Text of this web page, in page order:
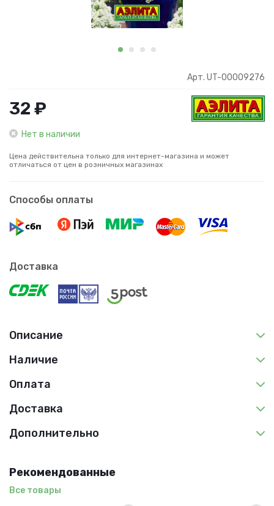
Арт. UT-00009276
32 ₽
Нет в наличии
Цена действительна только для интернет-магазина и может
отличаться от цен в розничных магазинах
Способы оплаты
Доставка
Описание
Наличие
Оплата
Доставка
Дополнительно
Рекомендованные
Все товары